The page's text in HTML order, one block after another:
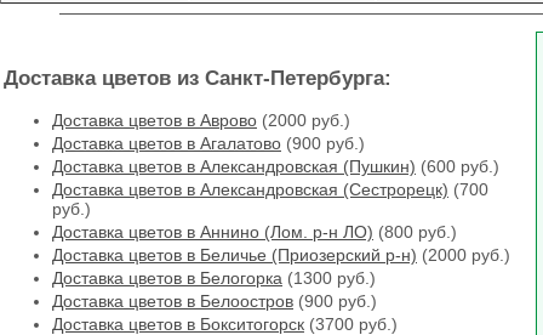
Доставка цветов из Санкт-Петербурга:
Доставка цветов в Аврово (2000 руб.)
Доставка цветов в Агалатово (900 руб.)
Доставка цветов в Александровская (Пушкин) (600 руб.)
Доставка цветов в Александровская (Сестрорецк) (700
руб.)
Доставка цветов в Аннино (Лом. р-н ЛО) (800 руб.)
Доставка цветов в Беличье (Приозерский р-н) (2000 руб.)
Доставка цветов в Белогорка (1300 руб.)
Доставка цветов в Белоостров (900 руб.)
Доставка цветов в Бокситогорск (3700 руб.)